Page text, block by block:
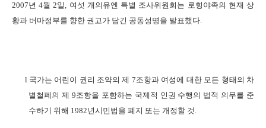
2007년 4월 2일, 여섯 개의유엔 특별 조사위원회는 로힝야족의 현재 상
황과 버마정부를 향한 권고가 담긴 공동성명을 발표했다.
l 국가는 어린이 권리 조약의 제 7조항과 여성에 대한 모든 형태의 차
별철폐의 제 9조항을 포함하는 국제적 인권 수행의 법적 의무를 준
수하기 위해 1982년시민법을 폐지 또는 개정할 것 .